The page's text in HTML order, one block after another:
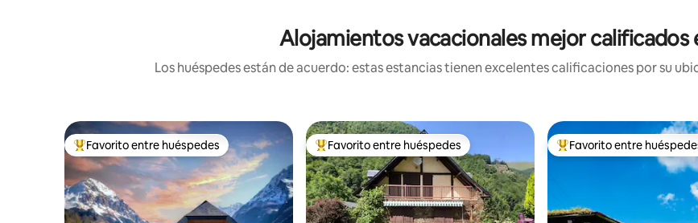
Alojamientos vacacionales mejor calificados
Los huéspedes están de acuerdo: estas estancias tienen excelentes calificaciones por su
De los mejores en Favorito entre huéspedes
Favorito entre huéspedes De los mejores en Favorito entre huéspedes
Favorito entre huéspedes De los mejores en Favorito
Favorito entre